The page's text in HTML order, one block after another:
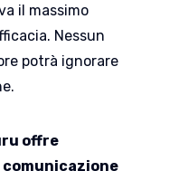
il massimo
Nessun
potrà ignorare
offre
comunicazione